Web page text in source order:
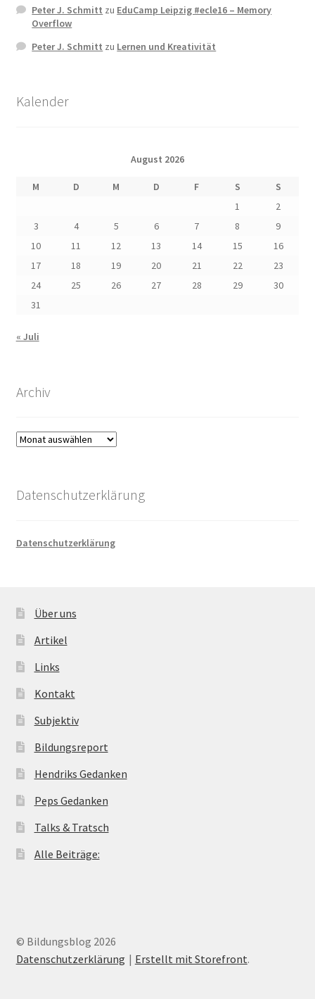
Peter J. Schmitt zu EduCamp Leipzig #ecle16 – Memory
Overflow
Peter J. Schmitt zu Lernen und Kreativität
Kalender
August 2026
M D M D F S
S
1
2
3
4 5 6 7 8
9
10
11 12 13 14 15
16
17
18 19 20 21 22
23
24
25 26 27 28 29
30
31
« Juli
Archiv
Archiv
Datenschutzerklärung
Datenschutzerklärung
Über uns
Artikel
Links
Kontakt
Subjektiv
Bildungsreport
Hendriks Gedanken
Peps Gedanken
Talks & Tratsch
Alle Beiträge:
© Bildungsblog 2026
Datenschutzerklärung
Erstellt mit Storefront.